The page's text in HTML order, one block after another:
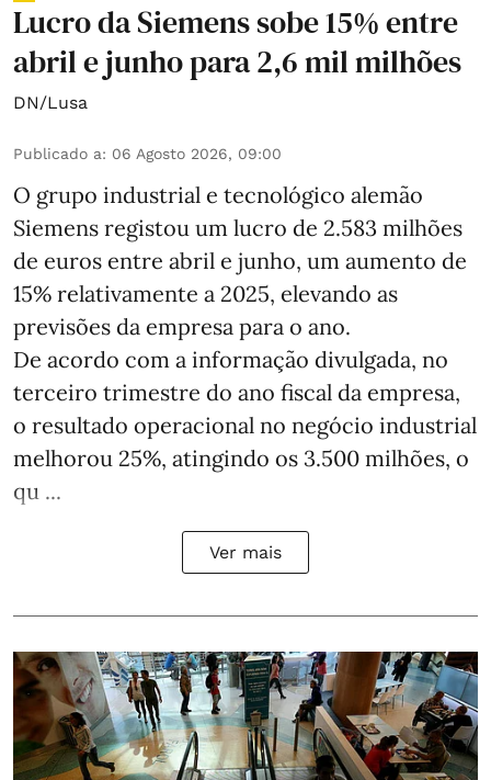
Lucro da Siemens sobe 15% entre
abril e junho para 2,6 mil milhões
DN/Lusa
Publicado a: 06 Agosto 2026, 09:00
O grupo industrial e tecnológico alemão
Siemens registou um lucro de 2.583 milhões
de euros entre abril e junho, um aumento de
15% relativamente a 2025, elevando as
previsões da empresa para o ano.
De acordo com a informação divulgada, no
terceiro trimestre do ano fiscal da empresa,
o resultado operacional no negócio industrial
melhorou 25%, atingindo os 3.500 milhões, o
qu ...
Ver mais